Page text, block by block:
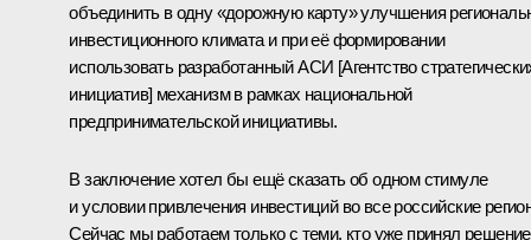
объединить в одну «дорожную карту» улучшения
инвестиционного климата и при её формировании
использовать разработанный АСИ [Агентство
инициатив] механизм в рамках национальной
предпринимательской инициативы.
В заключение хотел бы ещё сказать об одном стимуле
и условии привлечения инвестиций во все российские
Сейчас мы работаем только с теми, кто уже принял решение